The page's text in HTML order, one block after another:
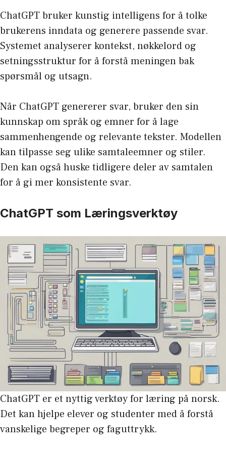
ChatGPT bruker kunstig intelligens for å tolke
brukerens inndata og generere passende svar.
Systemet analyserer kontekst, nøkkelord og
setningsstruktur for å forstå meningen bak
spørsmål og utsagn.
Når ChatGPT genererer svar, bruker den sin
kunnskap om språk og emner for å lage
sammenhengende og relevante tekster. Modellen
kan tilpasse seg ulike samtaleemner og stiler.
Den kan også huske tidligere deler av samtalen
for å gi mer konsistente svar.
ChatGPT som Læringsverktøy
ChatGPT er et nyttig verktøy for læring på norsk.
Det kan hjelpe elever og studenter med å forstå
vanskelige begreper og faguttrykk.